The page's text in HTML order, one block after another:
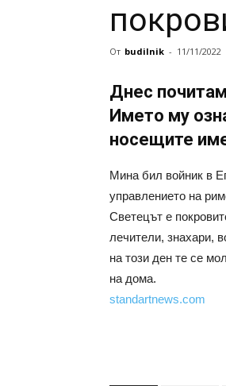
От budilnik - 11/11/2022
Днес
Името му
носещите
Мина бил войник в
управлението на
Светецът е
лечители, знахари,
на този ден те се
на дома.
standartnews.com